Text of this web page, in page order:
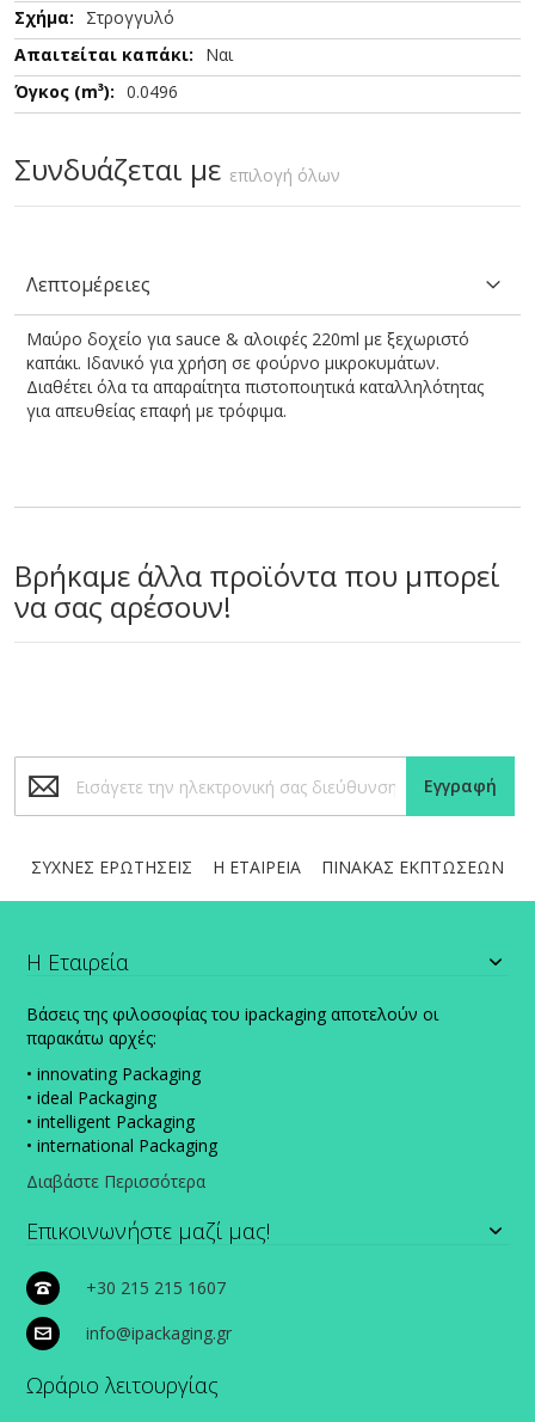
Στρογγυλό
Ναι
0.0496
Συνδυάζεται με επιλογή όλων
Λεπτομέρειες
Μαύρο δοχείο για sauce & αλοιφές 220ml με ξεχωριστό
καπάκι. Ιδανικό για χρήση σε φούρνο μικροκυμάτων.
Διαθέτει όλα τα απαραίτητα πιστοποιητικά καταλληλότητας
για απευθείας επαφή με τρόφιμα.
Βρήκαμε άλλα προϊόντα που μπορεί
να σας αρέσουν!
στο
Ενημερωτικό
Εγγραφή
ΣΥΧΝΕΣ ΕΡΩΤΗΣΕΙΣ Η ΕΤΑΙΡΕΙΑ ΠΙΝΑΚΑΣ ΕΚΠΤΩΣΕΩΝ
Η Εταιρεία
Βάσεις της φιλοσοφίας του ipackaging αποτελούν οι
παρακάτω αρχές:
• innovating Packaging
• ideal Packaging
• intelligent Packaging
• international Packaging
Διαβάστε Περισσότερα
Επικοινωνήστε μαζί μας!
+30 215 215 1607
info@ipackaging.gr
Ωράριο λειτουργίας